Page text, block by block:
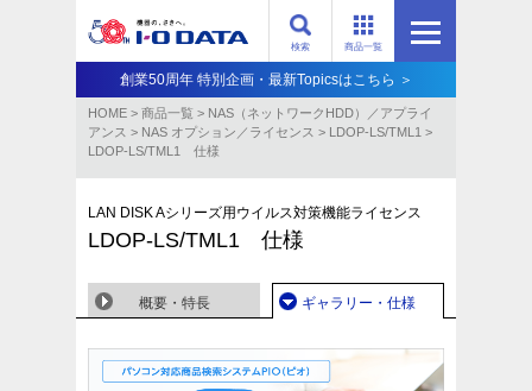
商品一覧
検索
創業50周年 特別企画・最新Topicsはこちら ＞
HOME > 商品一覧 > NAS（ネットワークHDD）／アプライ
アンス​ > NAS オプション／ライセンス > LDOP-LS/TML1 >
LDOP-LS/TML1 仕様
LAN DISK Aシリーズ用ウイルス対策機能ライセンス
LDOP-LS/TML1 仕様
概要・特長 ギャラリー・仕様